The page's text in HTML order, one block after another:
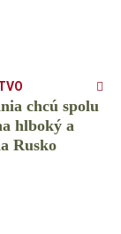
chcú spolu
hlboký a
Rusko